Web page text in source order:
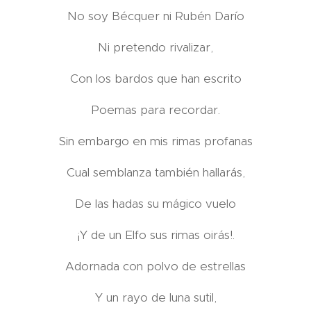
No soy Bécquer ni Rubén Darío
Ni pretendo rivalizar,
Con los bardos que han escrito
Poemas para recordar.
Sin embargo en mis rimas profanas
Cual semblanza también hallarás,
De las hadas su mágico vuelo
¡Y de un Elfo sus rimas oirás!.
Adornada con polvo de estrellas
Y un rayo de luna sutil,